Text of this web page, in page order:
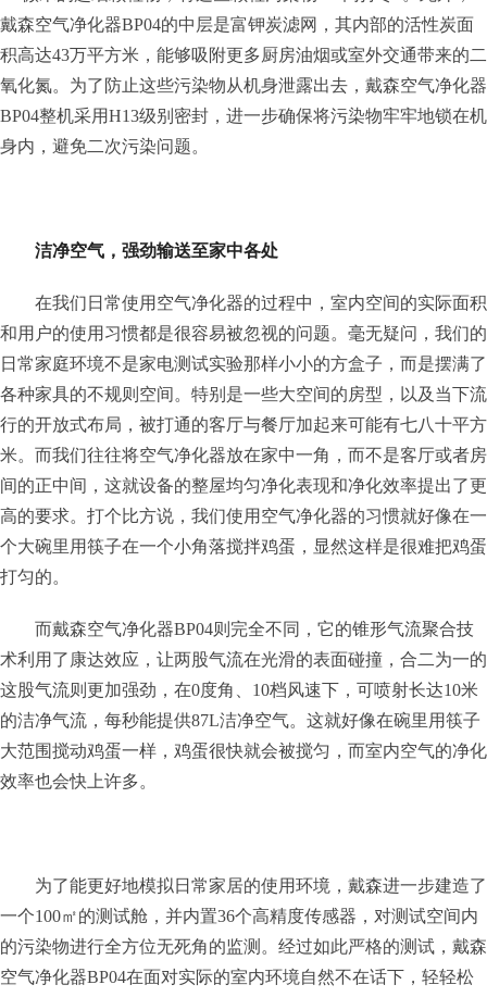
戴森空气净化器BP04的中层是富钾炭滤网，其内部的活性炭面
积高达43万平方米，能够吸附更多厨房油烟或室外交通带来的二
氧化氮。为了防止这些污染物从机身泄露出去，戴森空气净化器
BP04整机采用H13级别密封，进一步确保将污染物牢牢地锁在机
身内，避免二次污染问题。
洁净空气，强劲输送至家中各处
在我们日常使用空气净化器的过程中，室内空间的实际面积
和用户的使用习惯都是很容易被忽视的问题。毫无疑问，我们的
日常家庭环境不是家电测试实验那样小小的方盒子，而是摆满了
各种家具的不规则空间。特别是一些大空间的房型，以及当下流
行的开放式布局，被打通的客厅与餐厅加起来可能有七八十平方
米。而我们往往将空气净化器放在家中一角，而不是客厅或者房
间的正中间，这就设备的整屋均匀净化表现和净化效率提出了更
高的要求。打个比方说，我们使用空气净化器的习惯就好像在一
个大碗里用筷子在一个小角落搅拌鸡蛋，显然这样是很难把鸡蛋
打匀的。
而戴森空气净化器BP04则完全不同，它的锥形气流聚合技
术利用了康达效应，让两股气流在光滑的表面碰撞，合二为一的
这股气流则更加强劲，在0度角、10档风速下，可喷射长达10米
的洁净气流，每秒能提供87L洁净空气。这就好像在碗里用筷子
大范围搅动鸡蛋一样，鸡蛋很快就会被搅匀，而室内空气的净化
效率也会快上许多。
为了能更好地模拟日常家居的使用环境，戴森进一步建造了
一个100㎡的测试舱，并内置36个高精度传感器，对测试空间内
的污染物进行全方位无死角的监测。经过如此严格的测试，戴森
空气净化器BP04在面对实际的室内环境自然不在话下，轻轻松